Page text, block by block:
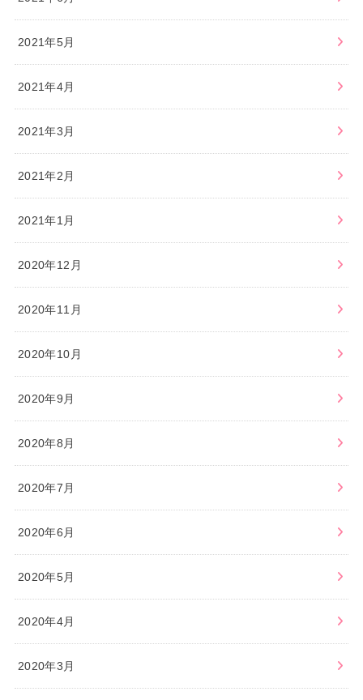
2021年5月
2021年4月
2021年3月
2021年2月
2021年1月
2020年12月
2020年11月
2020年10月
2020年9月
2020年8月
2020年7月
2020年6月
2020年5月
2020年4月
2020年3月